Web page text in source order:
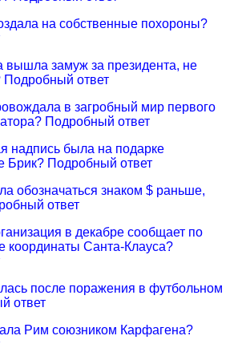
на собственные похороны?
вышла замуж за президента, не
ответ
в загробный мир первого
Подробный ответ
надпись была на подарке
Брик? Подробный ответ
обозначаться знаком $ раньше,
ответ
в декабре сообщает по
координаты Санта-Клауса?
после поражения в футбольном
ответ
Рим союзником Карфагена?